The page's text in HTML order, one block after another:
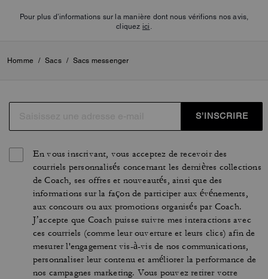
Pour plus d’informations sur la manière dont nous vérifions nos avis,
cliquez ici
Homme / Sacs / Sacs messenger
S’INSCRIRE
En vous inscrivant, vous acceptez de recevoir des
courriels personnalisés concernant les dernières collections
de Coach, ses offres et nouveautés, ainsi que des
informations sur la façon de participer aux événements,
aux concours ou aux promotions organisés par Coach.
J’accepte que Coach puisse suivre mes interactions avec
ces courriels (comme leur ouverture et leurs clics) afin de
mesurer l'engagement vis-à-vis de nos communications,
personnaliser leur contenu et améliorer la performance de
nos campagnes marketing. Vous pouvez retirer votre